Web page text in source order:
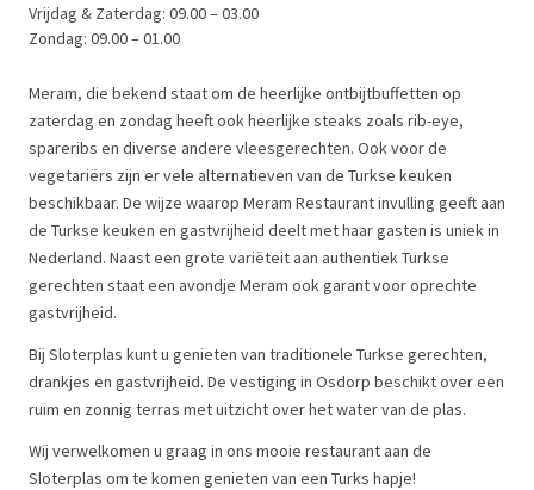
Vrijdag & Zaterdag: 09.00 – 03.00
Zondag: 09.00 – 01.00
Meram, die bekend staat om de heerlijke ontbijtbuffetten op
zaterdag en zondag heeft ook heerlijke steaks zoals rib-eye,
spareribs en diverse andere vleesgerechten. Ook voor de
vegetariërs zijn er vele alternatieven van de Turkse keuken
beschikbaar. De wijze waarop Meram Restaurant invulling geeft aan
de Turkse keuken en gastvrijheid deelt met haar gasten is uniek in
Nederland. Naast een grote variëteit aan authentiek Turkse
gerechten staat een avondje Meram ook garant voor oprechte
gastvrijheid.
Bij Sloterplas kunt u genieten van traditionele Turkse gerechten,
drankjes en gastvrijheid. De vestiging in Osdorp beschikt over een
ruim en zonnig terras met uitzicht over het water van de plas.
Wij verwelkomen u graag in ons mooie restaurant aan de
Sloterplas om te komen genieten van een Turks hapje!